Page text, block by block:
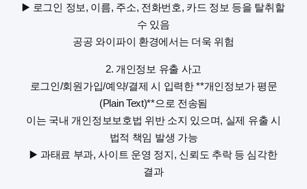
▶️ 로그인 정보, 이름, 주소, 전화번호, 카드 정보 등을 탈취할
수 있음
공공 와이파이 환경에서는 더욱 위험
2. 개인정보 유출 사고
로그인/회원가입/예약/결제 시 입력한 **개인정보가 평문
(Plain Text)**으로 전송됨
이는 국내 개인정보보호법 위반 소지 있으며, 실제 유출 시
법적 책임 발생 가능
▶️ 과태료 부과, 사이트 운영 정지, 신뢰도 추락 등 심각한
결과